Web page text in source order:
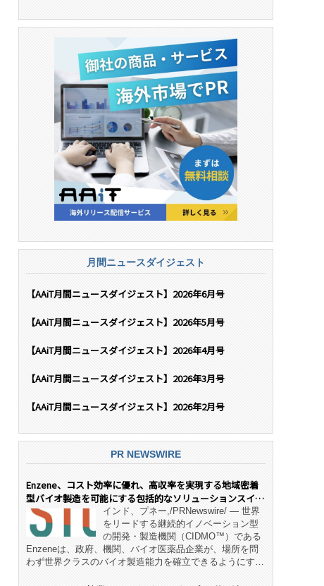
月間ニュースダイジェスト
【AAiT月間ニュースダイジェスト】2026年6月号
【AAiT月間ニュースダイジェスト】2026年5月号
【AAiT月間ニュースダイジェスト】2026年4月号
【AAiT月間ニュースダイジェスト】2026年3月号
【AAiT月間ニュースダイジェスト】2026年2月号
PR NEWSWIRE
Enzene、コスト効率に優れ、高収率を実現する地域密着
型バイオ製造を可能にする包括的なソリューションスイー
ト「NeX™」 をリリースインド、プネー,/PRNewswire/ — 世界
をリードする継続的イノベーション型
の開発・製造機関（CIDMO™）である
Enzeneは、政府、機関、バイオ医薬品企業が、場所を問
わず世界クラスのバイオ製造能力を確立できるようにす